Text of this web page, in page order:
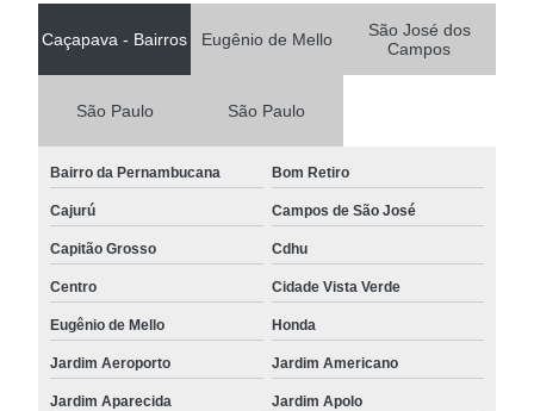
Caçapava - Bairros Eugênio de Mello
São José dos
Campos
São Paulo São Paulo
Bairro da Pernambucana Bom Retiro
Cajurú Campos de São José
Capitão Grosso Cdhu
Centro Cidade Vista Verde
Eugênio de Mello Honda
Jardim Aeroporto Jardim Americano
Jardim Aparecida Jardim Apolo